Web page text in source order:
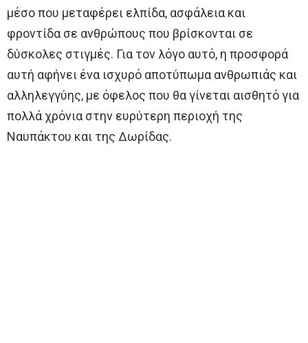
μέσο που μεταφέρει ελπίδα, ασφάλεια και
φροντίδα σε ανθρώπους που βρίσκονται σε
δύσκολες στιγμές. Για τον λόγο αυτό, η προσφορά
αυτή αφήνει ένα ισχυρό αποτύπωμα ανθρωπιάς και
αλληλεγγύης, με όφελος που θα γίνεται αισθητό για
πολλά χρόνια στην ευρύτερη περιοχή της
Ναυπάκτου και της Δωρίδας.